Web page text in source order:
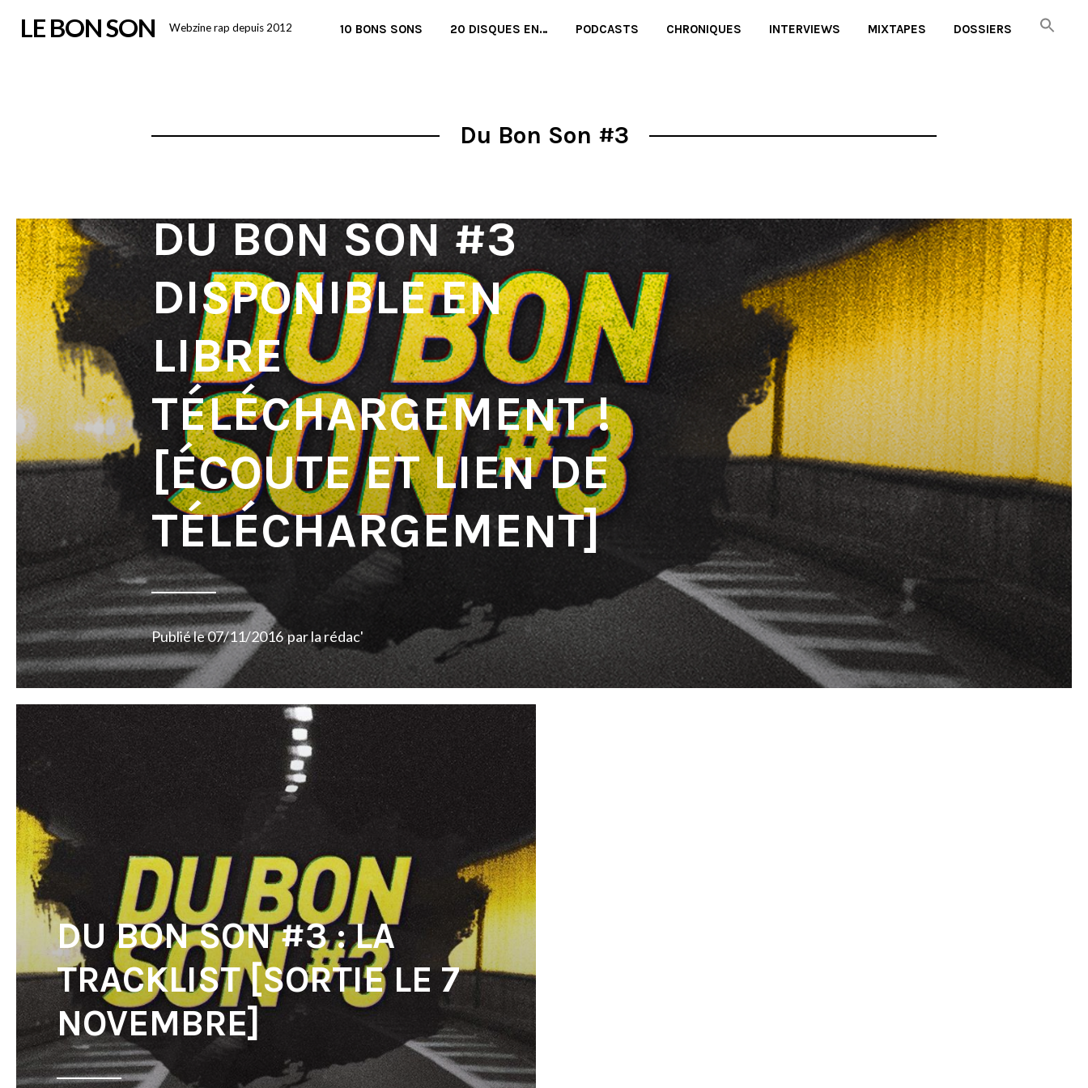
LE BON SON Webzine rap depuis 2012 10 BONS SONS 20 DISQUES EN… PODCASTS CHRONIQUES INTERVIEWS MIXTAPES DOSSIERS
Du Bon Son #3
DU BON SON #3
DISPONIBLE EN
LIBRE
TÉLÉCHARGEMENT !
[ÉCOUTE ET LIEN DE
TÉLÉCHARGEMENT]
Publié le07/11/2016 parla rédac'
DU BON SON #3 : LA
TRACKLIST [SORTIE LE 7
NOVEMBRE]